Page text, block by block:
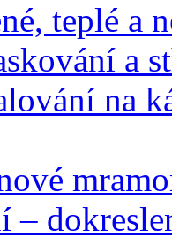
teplé a
a
na
–